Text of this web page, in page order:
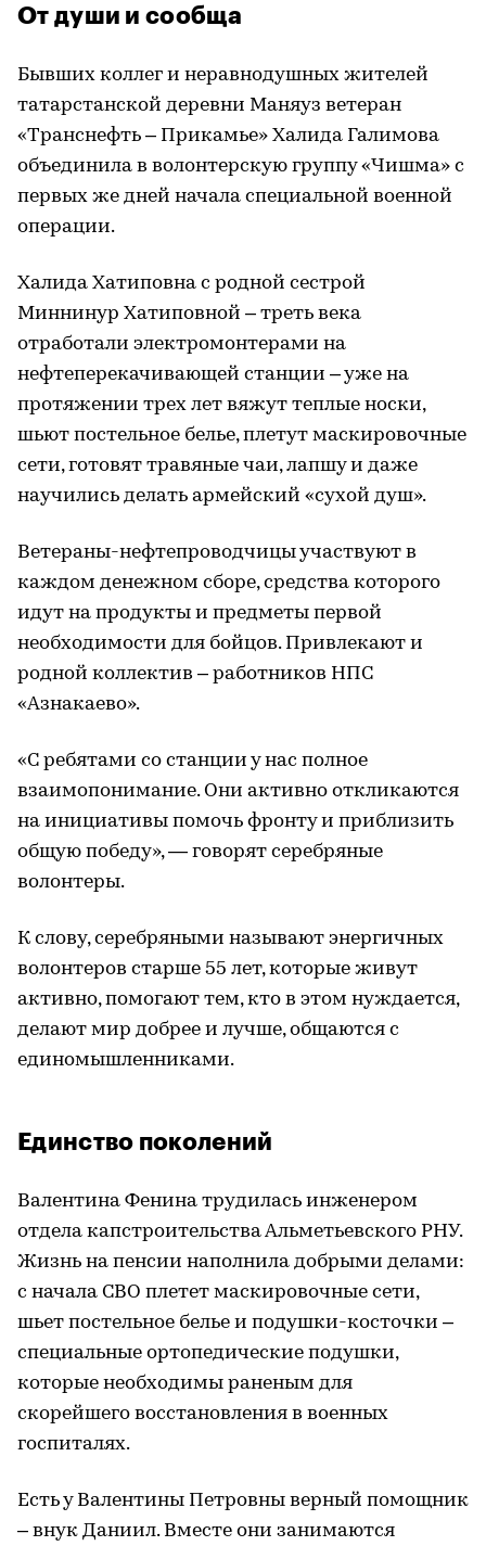
От души и сообща
Бывших коллег и неравнодушных жителей
татарстанской деревни Маняуз ветеран
«Транснефть – Прикамье» Халида Галимова
объединила в волонтерскую группу «Чишма» с
первых же дней начала специальной военной
операции.
Халида Хатиповна с родной сестрой
Миннинур Хатиповной – треть века
отработали электромонтерами на
нефтеперекачивающей станции – уже на
протяжении трех лет вяжут теплые носки,
шьют постельное белье, плетут маскировочные
сети, готовят травяные чаи, лапшу и даже
научились делать армейский «сухой душ».
Ветераны-нефтепроводчицы участвуют в
каждом денежном сборе, средства которого
идут на продукты и предметы первой
необходимости для бойцов. Привлекают и
родной коллектив – работников НПС
«Азнакаево».
«С ребятами со станции у нас полное
взаимопонимание. Они активно откликаются
на инициативы помочь фронту и приблизить
общую победу», — говорят серебряные
волонтеры.
К слову, серебряными называют энергичных
волонтеров старше 55 лет, которые живут
активно, помогают тем, кто в этом нуждается,
делают мир добрее и лучше, общаются с
единомышленниками.
Единство поколений
Валентина Фенина трудилась инженером
отдела капстроительства Альметьевского РНУ.
Жизнь на пенсии наполнила добрыми делами:
с начала СВО плетет маскировочные сети,
шьет постельное белье и подушки-косточки –
специальные ортопедические подушки,
которые необходимы раненым для
скорейшего восстановления в военных
госпиталях.
Есть у Валентины Петровны верный помощник
– внук Даниил. Вместе они занимаются